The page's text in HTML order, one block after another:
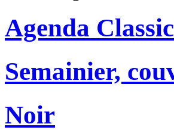
Agenda
Semainier,
Noir